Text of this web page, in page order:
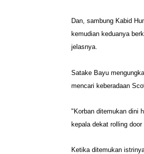
Dan, sambung Kabid
kemudian keduanya
jelasnya.
Satake Bayu
mencari keberadaan
"Korban ditemukan dini
kepala dekat rolling
Ketika ditemukan